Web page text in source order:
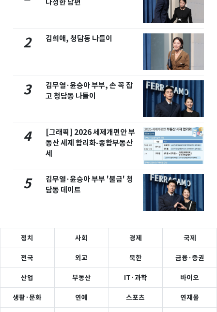
다정한 남편
2 김희애, 청담동 나들이
3
김무열·윤승아 부부, 손 꼭 잡
고 청담동 나들이
4
[그래픽] 2026 세제개편안 부
동산 세제 합리화-종합부동산
세
5
김무열·윤승아 부부 '불금' 청
담동 데이트
정치 사회 경제 국제
전국 외교 북한 금융·증권
산업 부동산 IT·과학 바이오
생활·문화 연예 스포츠 연재물